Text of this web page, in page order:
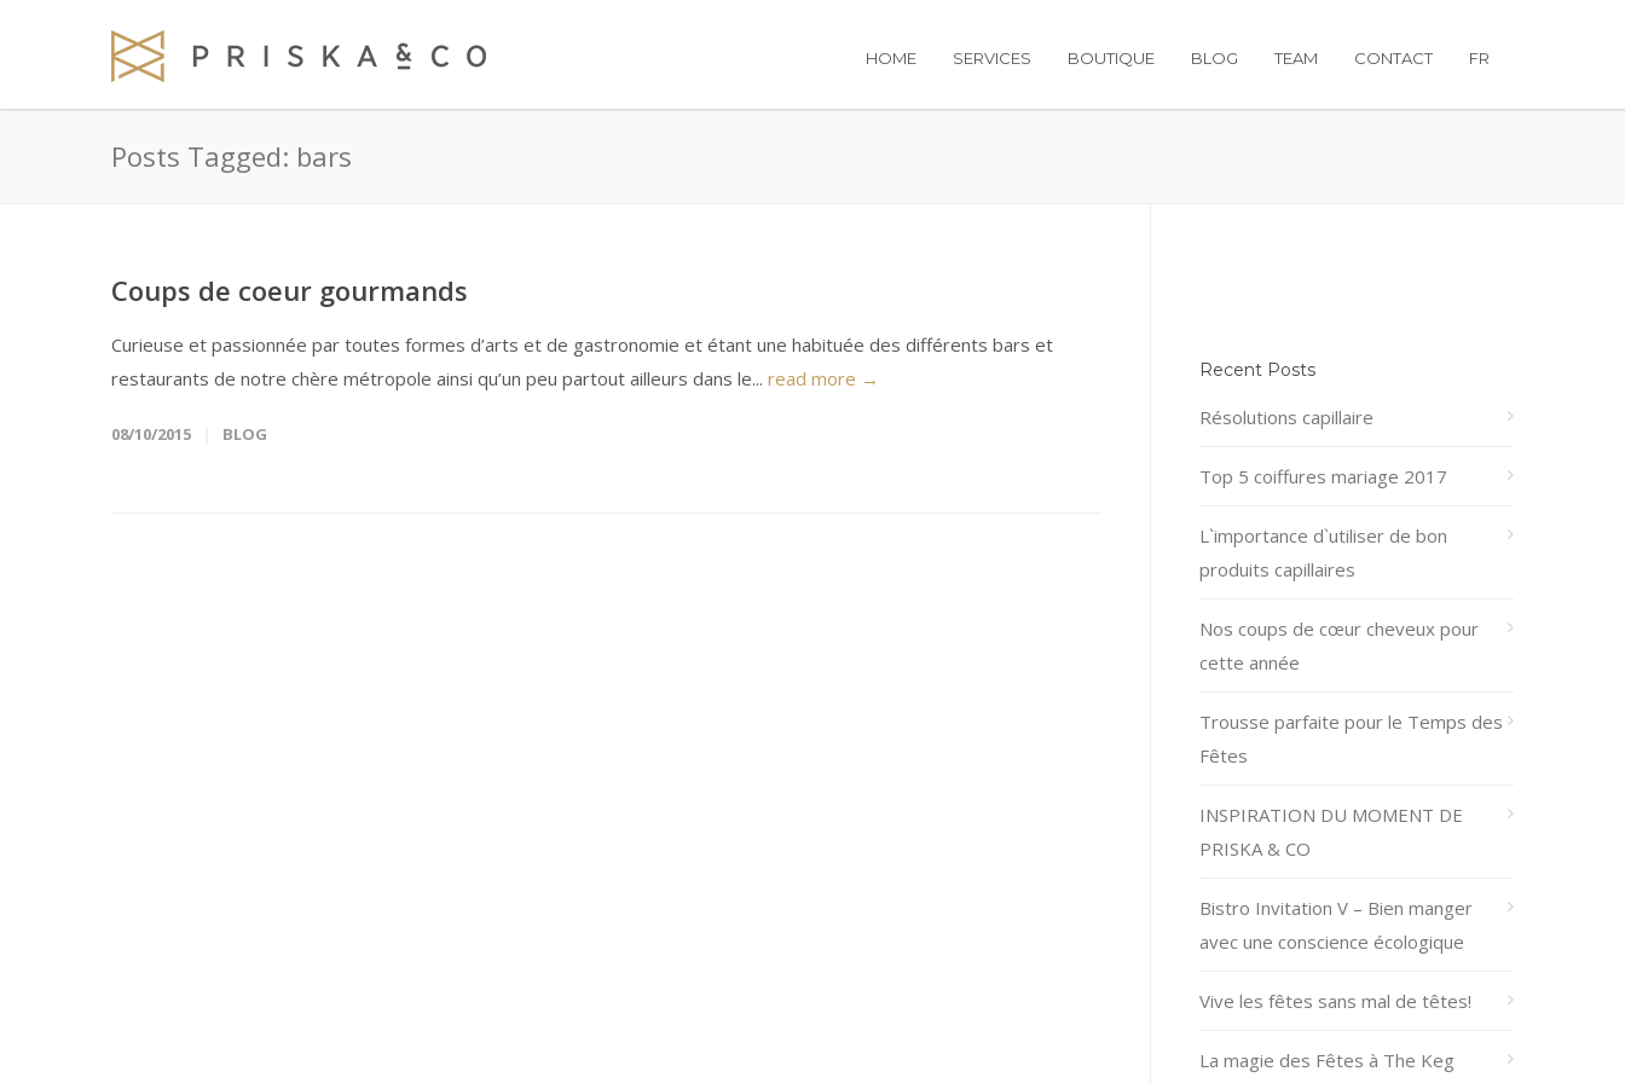
HOME SERVICES BOUTIQUE BLOG TEAM CONTACT FR
Posts Tagged: bars
Coups de coeur gourmands
Curieuse et passionnée par toutes formes d’arts et de gastronomie et étant une habituée des différents bars et
restaurants de notre chère métropole ainsi qu’un peu partout ailleurs dans le... read more →
08/10/2015 BLOG
Recent Posts
Résolutions capillaire
Top 5 coiffures mariage 2017
L`importance d`utiliser de bon
produits capillaires
Nos coups de cœur cheveux pour
cette année
Trousse parfaite pour le Temps des
Fêtes
INSPIRATION DU MOMENT DE
PRISKA & CO
Bistro Invitation V – Bien manger
avec une conscience écologique
Vive les fêtes sans mal de têtes!
La magie des Fêtes à The Keg